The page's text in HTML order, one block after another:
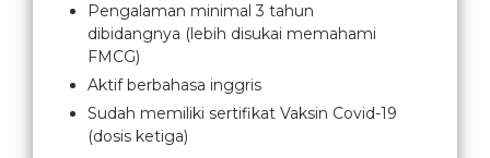
Pengalaman minimal 3 tahun
dibidangnya (lebih disukai memahami
FMCG)
Aktif berbahasa inggris
Sudah memiliki sertifikat Vaksin Covid-19
(dosis ketiga)